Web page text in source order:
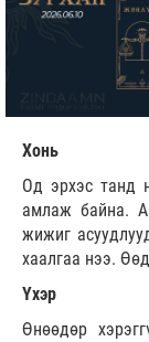
Хонь
Од эрхэс танд
амлаж байна.
жижиг
хаалгаа нээ.
Үхэр
Өнөөдөр